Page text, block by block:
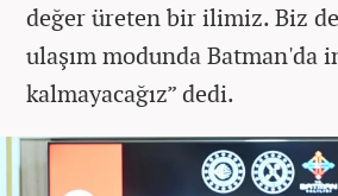
değer üreten bir ilimiz. Biz
ulaşım modunda Batman'da
kalmayacağız” dedi.